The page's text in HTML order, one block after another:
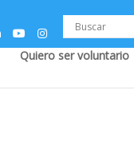
Quiero ser voluntario